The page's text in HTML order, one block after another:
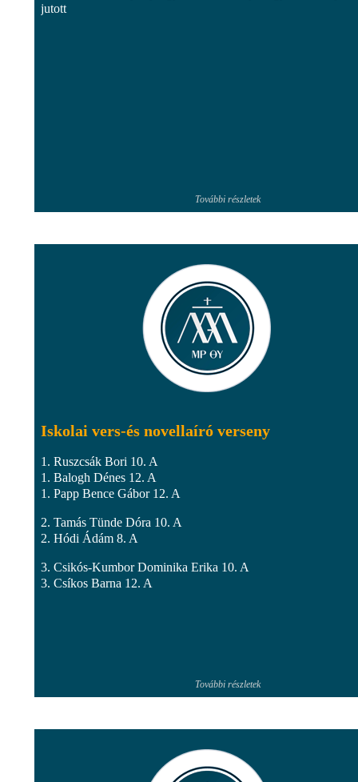
jutott
További részletek
Iskolai vers-és novellaíró verseny
1. Ruszcsák Bori 10. A
1. Balogh Dénes 12. A
1. Papp Bence Gábor 12. A
2. Tamás Tünde Dóra 10. A
2. Hódi Ádám 8. A
3. Csikós-Kumbor Dominika Erika 10. A
3. Csíkos Barna 12. A
További részletek